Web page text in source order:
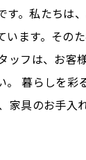
。私たちは
ます。その
フは、お
暮らしを
具のお手